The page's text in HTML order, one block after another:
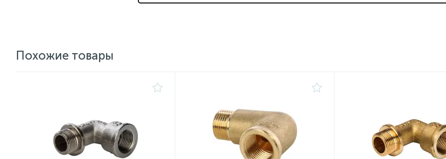
Похожие товары